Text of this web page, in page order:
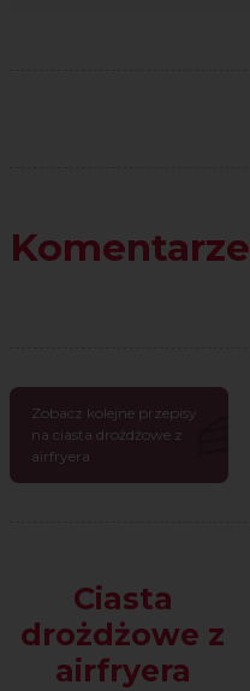
Komentarze
Zobacz kolejne przepisy
na ciasta drożdżowe z
airfryera
Ciasta
drożdżowe z
airfryera